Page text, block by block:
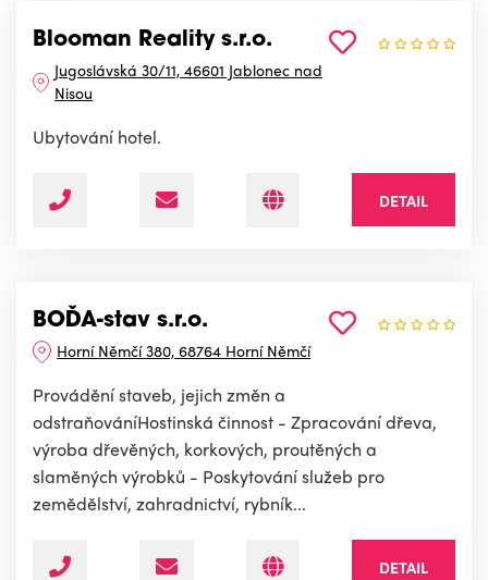
Blooman Reality s.r.o.
Jugoslávská 30/11, 46601 Jablonec nad
Nisou
Ubytování hotel.
DETAIL
BOĎA-stav s.r.o.
Horní Němčí 380, 68764 Horní Němčí
Provádění staveb, jejich změn a
odstraňováníHostinská činnost - Zpracování dřeva,
výroba dřevěných, korkových, proutěných a
slaměných výrobků - Poskytování služeb pro
zemědělství, zahradnictví, rybník...
DETAIL